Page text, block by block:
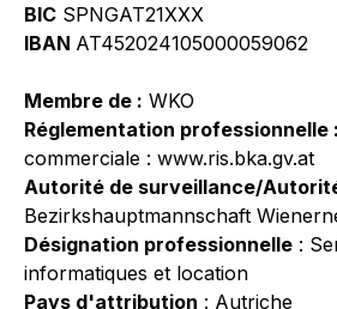
BIC SPNGAT21XXX
IBAN AT452024105000059062
Membre de : WKO
Réglementation professionnelle :
commerciale : www.ris.bka.gv.at
Autorité de surveillance/
Bezirkshauptmannschaft
Désignation professionnelle :
informatiques et location
Pays d'attribution : Autriche